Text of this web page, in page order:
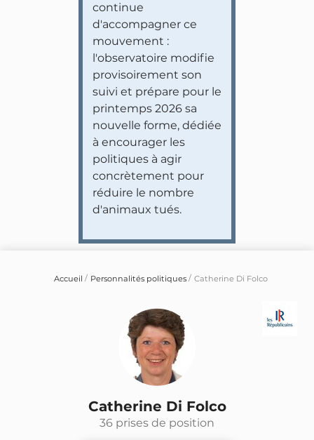
continue
d'accompagner ce
mouvement :
l'observatoire modifie
provisoirement son
suivi et prépare pour le
printemps 2026 sa
nouvelle forme, dédiée
à encourager les
politiques à agir
concrètement pour
réduire le nombre
d'animaux tués.
Accueil Personnalités politiques Catherine Di Folco
Catherine Di Folco
36 prises de position